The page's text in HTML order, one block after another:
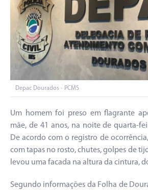
Depac Dourados - PCMS
Um homem foi preso em flagrante
mãe, de 41 anos, na noite de quarta-
De acordo com o registro de
com tapas no rosto, chutes, golpes de
levou uma facada na altura da cintura,
Segundo informações da Folha de